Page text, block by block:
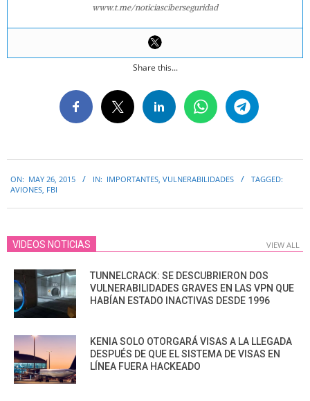
www.t.me/noticiasciberseguridad
Share this...
05-
ON: MAY 26, 2015 IN: IMPORTANTES VULNERABILIDADES
TAGGED:
AVIONES FBI
VIDEOS NOTICIAS VIEW ALL
TUNNELCRACK: SE DESCUBRIERON DOS
VULNERABILIDADES GRAVES EN LAS VPN QUE
HABÍAN ESTADO INACTIVAS DESDE 1996
KENIA SOLO OTORGARÁ VISAS A LA LLEGADA
DESPUÉS DE QUE EL SISTEMA DE VISAS EN
LÍNEA FUERA HACKEADO